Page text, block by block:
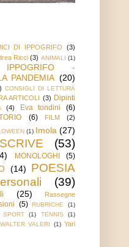
DI IPPOGRIFO (3)
Ricci (3) ANIMALI (1)
-
PANDEMIA (20)
CONSIGLI DI LETTURA
ARTICOLI (3) Dipinti
(4) Eva tondini
(6)
(6) FILM (2)
(1) Imola (27)
(53)
MONOLOGHI (5)
(14)
POESIA
(39)
(25)
Rassegne
(5) RUBRICHE
(1)
SPORT (1) TENNIS (1)
WALTER VALERI (1) Yari